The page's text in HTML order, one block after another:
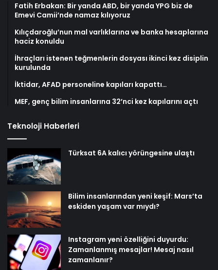
Fatih Erbakan: Bir yanda ABD, bir yanda YPG biz de
Emevi Camii’nde namaz kılıyoruz
Kılıçdaroğlu’nun mal varlıklarına ve banka hesaplarına
haciz konuldu
İhraçları istenen teğmenlerin dosyası ikinci kez disiplin
kurulunda
İktidar, AFAD personeline kapıları kapattı…
MEF, genç bilim insanlarına 32’nci kez kapılarını açtı
Teknoloji Haberleri
Türksat 6A kalıcı yörüngesine ulaştı
Bilim insanlarından yeni keşif: Mars’ta
eskiden yaşam var mıydı?
Instagram yeni özelliğini duyurdu:
Zamanlanmış mesajlar! Mesaj nasıl
zamanlanır?